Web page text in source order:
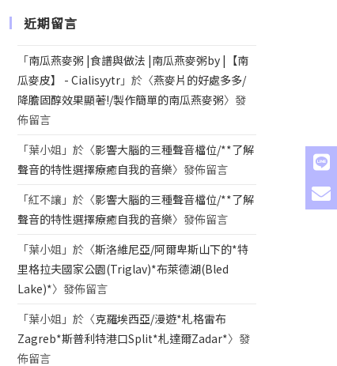
近期留言
「南瓜燕麥粥 |食譜與做法 |南瓜燕麥粥by |【南
瓜麥皮】 - Cialisyytr 」於〈燕麥片的好處多多/
降膽固醇效果顯著!/製作簡單的南瓜燕麥粥〉發
佈留言
「葉小姐 」於〈影響大腦的三種聲音檔位/**了解
聲音的特性選擇療癒自我的音樂〉發佈留言
「紅不讓 」於〈影響大腦的三種聲音檔位/**了解
聲音的特性選擇療癒自我的音樂〉發佈留言
「葉小姐 」於〈斯洛維尼亞/阿爾卑斯山下的*特
里格拉夫國家公園(Triglav)*布萊德湖(Bled
Lake)*〉發佈留言
「葉小姐 」於〈克羅埃西亞/漫遊*札格雷布
Zagreb*斯普利特港口Split*札達爾Zadar*〉發
佈留言